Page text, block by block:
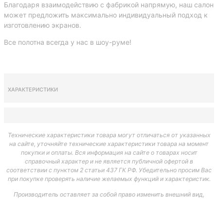
Благодаря взаимодействию с фабрикой напрямую, наш салон
может предложить максимально индивидуальный подход к
изготовлению экранов.
Все полотна всегда у нас в шоу-руме!
ХАРАКТЕРИСТИКИ
Технические характеристики товара могут отличаться от указанных
на сайте, уточняйте технические характеристики товара на момент
покупки и оплаты. Вся информация на сайте о товарах носит
справочный характер и не является публичной офертой в
соответствии с пунктом 2 статьи 437 ГК РФ. Убедительно просим Вас
при покупке проверять наличие желаемых функций и характеристик.
Производитель оставляет за собой право изменить внешний вид,